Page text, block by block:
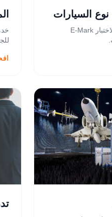
نوع السيارات
عمليات الموافقة والاختبار E-Mark